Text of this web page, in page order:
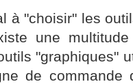
à "choisir" les
une
"graphiques"
de commande